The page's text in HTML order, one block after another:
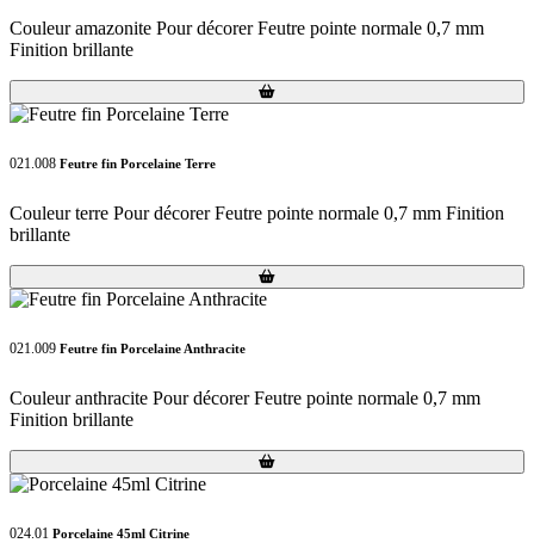
Couleur amazonite Pour décorer Feutre pointe normale 0,7 mm
Finition brillante
Loading...
Loading...
021.008 Feutre fin Porcelaine Terre
Couleur terre Pour décorer Feutre pointe normale 0,7 mm Finition
brillante
Loading...
Loading...
021.009 Feutre fin Porcelaine Anthracite
Couleur anthracite Pour décorer Feutre pointe normale 0,7 mm
Finition brillante
Loading...
Loading...
024.01 Porcelaine 45ml Citrine